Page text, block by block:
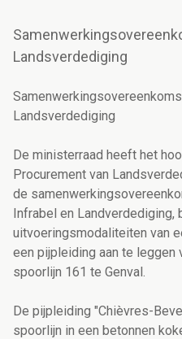
Landsverdediging
Landsverdediging
De ministerraad heeft het
Procurement van
de
Infrabel en
uitvoeringsmodaliteiten van
een pijpleiding aan te leggen
spoorlijn 161 te Genval.
De pijpleiding "Chièvres-
spoorlijn in een betonnen